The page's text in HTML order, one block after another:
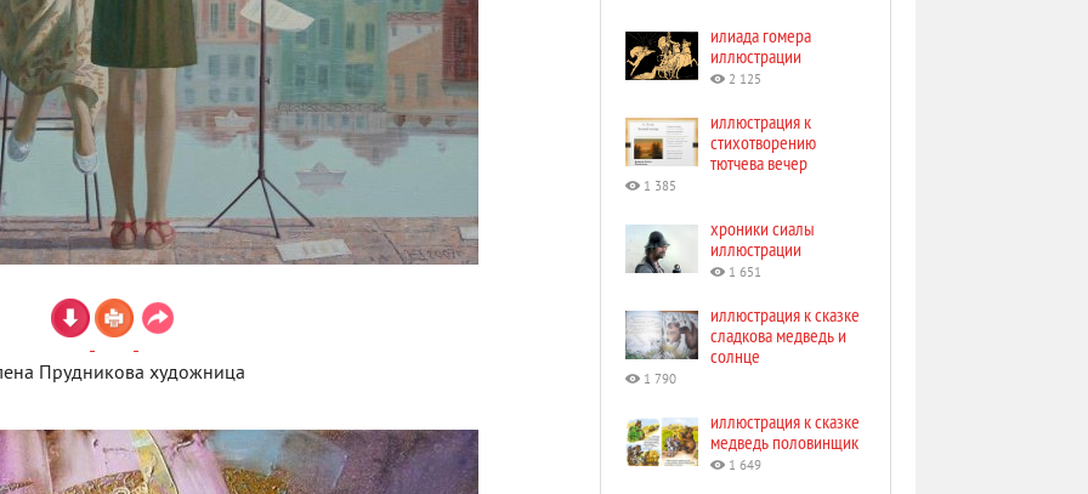
Прудникова художница
илиада гомера
иллюстрации
2 125
иллюстрация к
стихотворению
тютчева вечер
1 385
хроники сиалы
иллюстрации
1 651
иллюстрация к сказке
сладкова медведь и
солнце
1 790
иллюстрация к сказке
медведь половинщик
1 649